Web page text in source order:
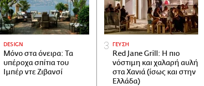
DESIGN
Μόνο στα όνειρα: Τα
υπέροχα σπίτια του
Ιμπέρ ντε Ζιβανσί
ΓΕΥΣΗ
Red Jane Grill: Η πιο
νόστιμη και χαλαρή αυλή
στα Χανιά (ίσως και στην
Ελλάδα)